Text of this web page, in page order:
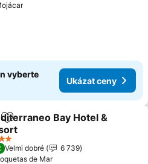
vyberte
Ukázat ceny
Přidat na seznam oblíbených
Bay Hotel &
ceny
hvězdiček
Velmi dobré
6 739
de Mar